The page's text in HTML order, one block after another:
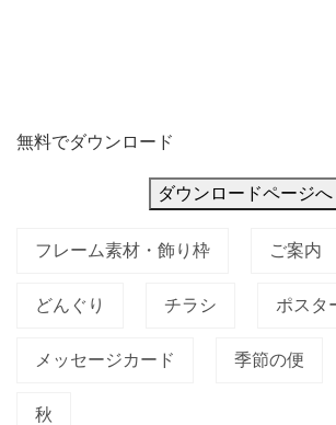
無料でダウンロード
ダウンロードページへ
フレーム素材・飾り枠 ご案内
どんぐり チラシ ポスタ
メッセージカード 季節の便
秋